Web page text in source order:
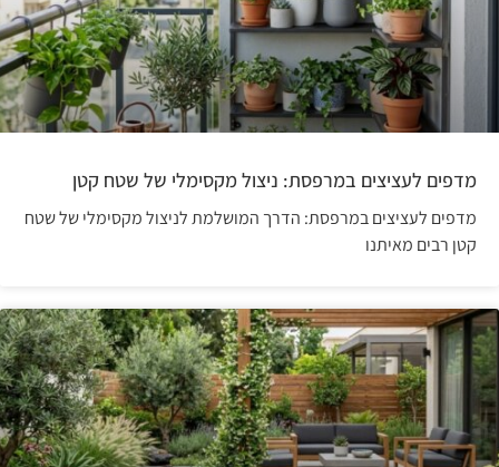
מדפים לעציצים במרפסת: ניצול מקסימלי של שטח קטן
מדפים לעציצים במרפסת: הדרך המושלמת לניצול מקסימלי של שטח
קטן רבים מאיתנו